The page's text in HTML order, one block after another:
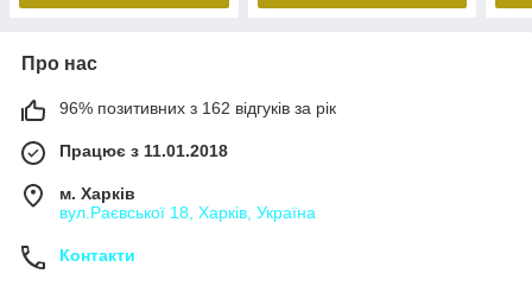
Про нас
96% позитивних з 162 відгуків за рік
Працює з 11.01.2018
м. Харків
вул.Раєвської 18, Харків, Україна
Контакти